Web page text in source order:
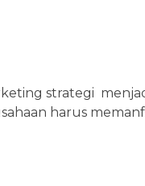
strategi
harus